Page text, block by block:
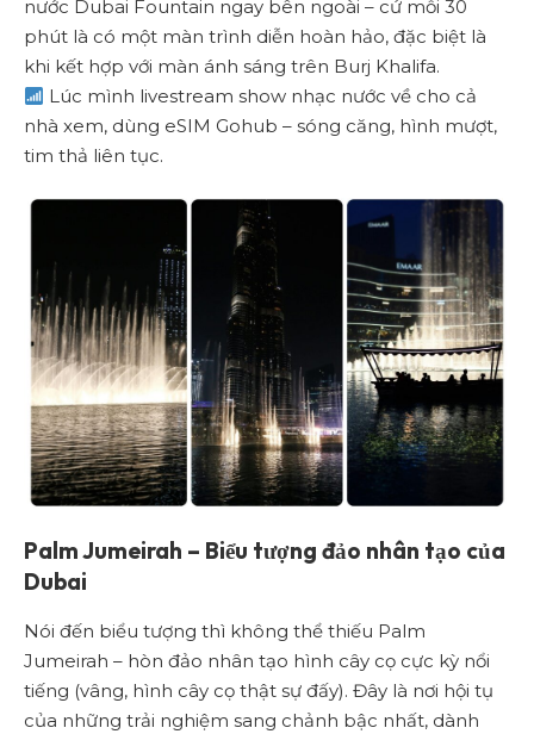
nước Dubai Fountain ngay bên ngoài – cứ mỗi 30
phút là có một màn trình diễn hoàn hảo, đặc biệt là
khi kết hợp với màn ánh sáng trên Burj Khalifa.
Lúc mình livestream show nhạc nước về cho cả
nhà xem, dùng eSIM Gohub – sóng căng, hình mượt,
tim thả liên tục.
Palm Jumeirah – Biểu tượng đảo nhân tạo của
Dubai
Nói đến biểu tượng thì không thể thiếu Palm
Jumeirah – hòn đảo nhân tạo hình cây cọ cực kỳ nổi
tiếng (vâng, hình cây cọ thật sự đấy). Đây là nơi hội tụ
của những trải nghiệm sang chảnh bậc nhất, dành